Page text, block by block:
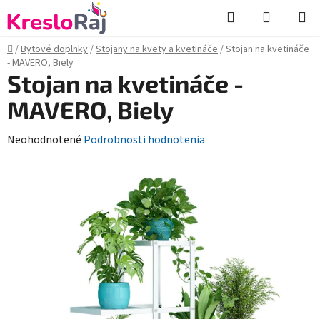
na
obsah
Hľadať
KOŠÍK
Domov
/Bytové doplnky/Stojany na kvety a kvetináče/Stojan na kvetináče
- MAVERO, Biely
Stojan na kvetináče -
MAVERO, Biely
Priemerné
Neohodnotené Podrobnosti hodnotenia